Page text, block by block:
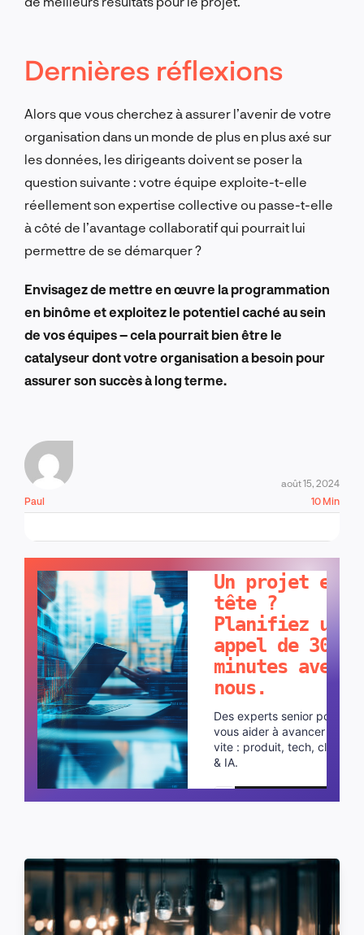
Dernières réflexions
Alors que vous cherchez à assurer l’avenir de votre
organisation dans un monde de plus en plus axé sur
les données, les dirigeants doivent se poser la
question suivante : votre équipe exploite-t-elle
réellement son expertise collective ou passe-t-elle
à côté de l’avantage collaboratif qui pourrait lui
permettre de se démarquer ?
Envisagez de mettre en œuvre la programmation
en binôme et exploitez le potentiel caché au sein
de vos équipes – cela pourrait bien être le
catalyseur dont votre organisation a besoin pour
assurer son succès à long terme.
Paul
août 15, 2024
10 Min
Un projet en
tête ?
Planifiez un
appel de 30
minutes avec
nous.
Des experts senior pour
vous aider à avancer plus
vite : produit, tech, cloud
& IA.
Planifier un appel